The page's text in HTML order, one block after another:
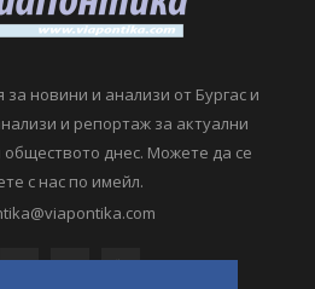
новини и анализи от Бургас и
и репортаж за актуални
днес. Можете да се
с нас по имейл.